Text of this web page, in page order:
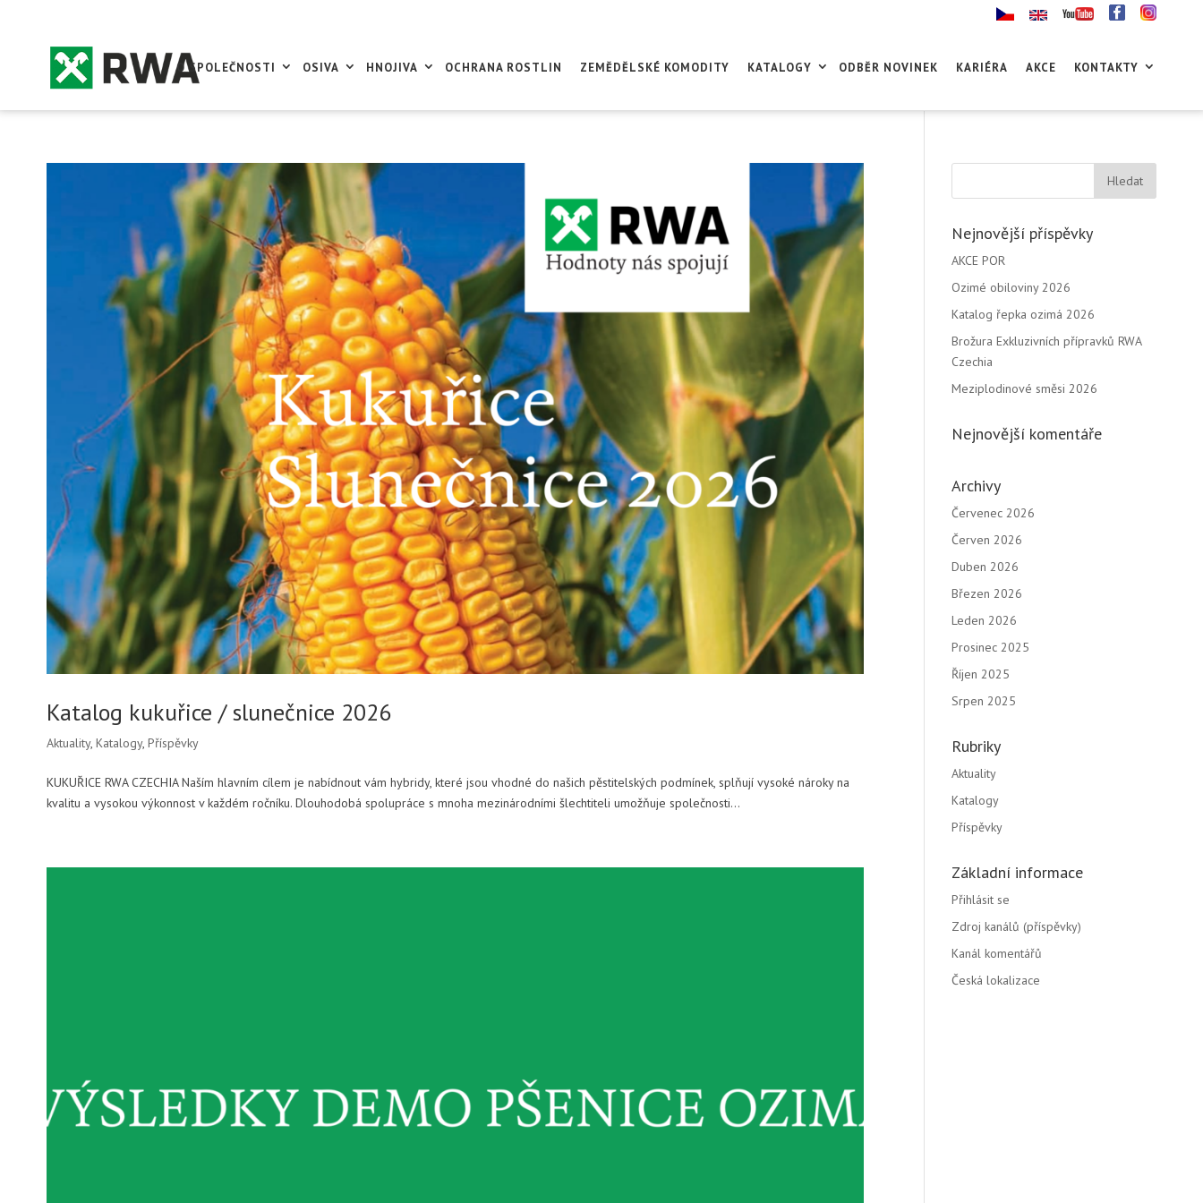
O SPOLEČNOSTI OSIVA HNOJIVA OCHRANA ROSTLIN ZEMĚDĚLSKÉ KOMODITY KATALOGY ODBĚR NOVINEK KARIÉRA AKCE KONTAKTY
Katalog kukuřice / slunečnice 2026
Aktuality, Katalogy, Příspěvky
KUKUŘICE RWA CZECHIA Naším hlavním cílem je nabídnout vám hybridy, které jsou vhodné do našich pěstitelských podmínek, splňují vysoké nároky na
kvalitu a vysokou výkonnost v každém ročníku. Dlouhodobá spolupráce s mnoha mezinárodními šlechtiteli umožňuje společnosti...
Nejnovější příspěvky
AKCE POR
Ozimé obiloviny 2026
Katalog řepka ozimá 2026
Brožura Exkluzivních přípravků RWA
Czechia
Meziplodinové směsi 2026
Nejnovější komentáře
Archivy
Červenec 2026
Červen 2026
Duben 2026
Březen 2026
Leden 2026
Prosinec 2025
Říjen 2025
Srpen 2025
Rubriky
Aktuality
Katalogy
Příspěvky
Základní informace
Přihlásit se
Zdroj kanálů (příspěvky)
Kanál komentářů
Česká lokalizace